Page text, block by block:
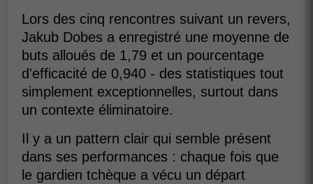
Lors des cinq rencontres suivant un revers,
Jakub Dobes a enregistré une moyenne de
buts alloués de 1,79 et un pourcentage
d'efficacité de 0,940 - des statistiques tout
simplement exceptionnelles, surtout dans
un contexte éliminatoire.
Il y a un pattern clair qui semble présent
dans ses performances : chaque fois que
le gardien tchèque a vécu un départ